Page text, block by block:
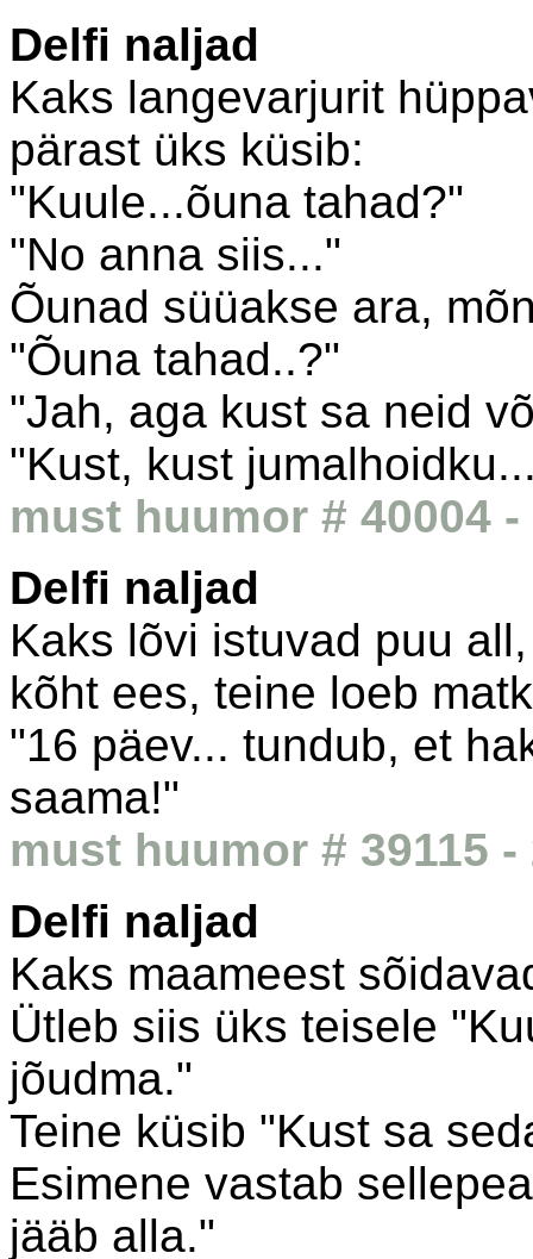
Delfi naljad
Kaks langevarjurit
pärast üks küsib:
"Kuule...õuna tahad?"
"No anna siis..."
Õunad süüakse ara,
"Õuna tahad..?"
"Jah, aga kust sa neid
"Kust, kust
must huumor # 40004 -
Delfi naljad
Kaks lõvi istuvad puu
kõht ees, teine loeb
"16 päev... tundub, et
saama!"
must huumor # 39115 -
Delfi naljad
Kaks maameest
Ütleb siis üks teisele
jõudma."
Teine küsib "Kust sa
Esimene vastab
jääb alla."